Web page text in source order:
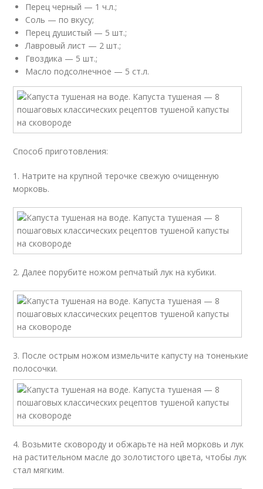
Перец черный — 1 ч.л.;
Соль — по вкусу;
Перец душистый — 5 шт.;
Лавровый лист — 2 шт.;
Гвоздика — 5 шт.;
Масло подсолнечное — 5 ст.л.
Способ приготовления:
1. Натрите на крупной терочке свежую очищенную
морковь.
2. Далее порубите ножом репчатый лук на кубики.
3. После острым ножом измельчите капусту на тоненькие
полосочки.
4. Возьмите сковороду и обжарьте на ней морковь и лук
на растительном масле до золотистого цвета, чтобы лук
стал мягким.